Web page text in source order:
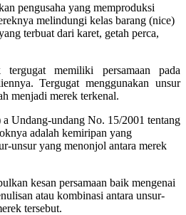
pengusaha yang memproduksi
melindungi kelas barang (nice)
terbuat dari karet, getah perca,
memiliki persamaan pada
Tergugat menggunakan unsur
menjadi merek terkenal.
a Undang-undang No. 15/2001 tentang
adalah kemiripan yang
unsur yang menonjol antara merek
kesan persamaan baik mengenai
atau kombinasi antara unsur-
tersebut.